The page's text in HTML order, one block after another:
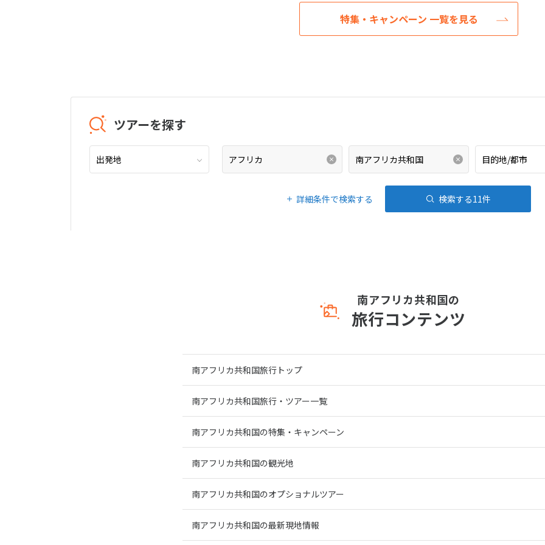
特集・キャンペーン 一覧を見る
ツアーを探す
詳細条件で検索する 検索する11件
南アフリカ共和国の
旅行コンテンツ
南アフリカ共和国旅行トップ
南アフリカ共和国旅行・ツアー一覧
南アフリカ共和国の特集・キャンペーン
南アフリカ共和国の観光地
南アフリカ共和国のオプショナルツアー
南アフリカ共和国の最新現地情報